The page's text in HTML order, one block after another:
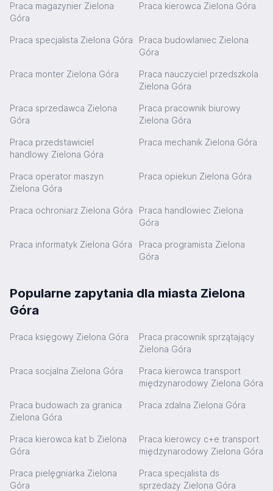
Praca magazynier Zielona
Góra
Praca kierowca Zielona Góra
Praca specjalista Zielona Góra
Praca budowlaniec Zielona
Góra
Praca monter Zielona Góra
Praca nauczyciel przedszkola
Zielona Góra
Praca sprzedawca Zielona
Góra
Praca pracownik biurowy
Zielona Góra
Praca przedstawiciel
handlowy Zielona Góra
Praca mechanik Zielona Góra
Praca operator maszyn
Zielona Góra
Praca opiekun Zielona Góra
Praca ochroniarz Zielona Góra
Praca handlowiec Zielona
Góra
Praca informatyk Zielona Góra
Praca programista Zielona
Góra
Popularne zapytania dla miasta Zielona
Góra
Praca księgowy Zielona Góra
Praca pracownik sprzątający
Zielona Góra
Praca socjalna Zielona Góra
Praca kierowca transport
międzynarodowy Zielona Góra
Praca budowach za granica
Zielona Góra
Praca zdalna Zielona Góra
Praca kierowca kat b Zielona
Góra
Praca kierowcy c+e transport
międzynarodowy Zielona Góra
Praca pielęgniarka Zielona
Góra
Praca specjalista ds
sprzedaży Zielona Góra